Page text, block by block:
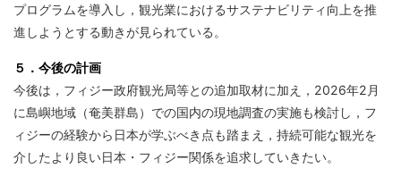
プログラムを導入し，観光業におけるサステナビリティ向上を推
進しようとする動きが見られている。
５．今後の計画
今後は，フィジー政府観光局等との追加取材に加え，2026年2月
に島嶼地域（奄美群島）での国内の現地調査の実施も検討し，フ
ィジーの経験から日本が学ぶべき点も踏まえ，持続可能な観光を
介したより良い日本・フィジー関係を追求していきたい。